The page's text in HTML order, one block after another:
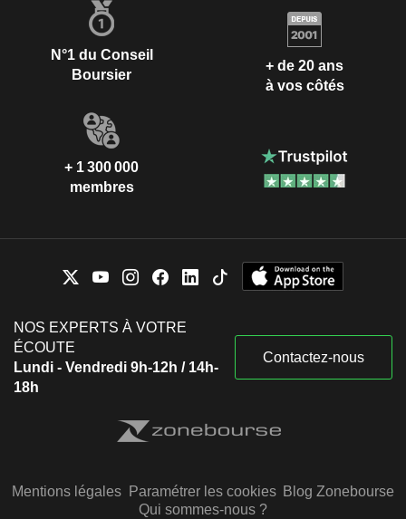
N°1 du Conseil
Boursier
+ de 20 ans
à vos côtés
+ 1 300 000
membres
NOS EXPERTS À VOTRE
ÉCOUTE
Lundi - Vendredi 9h-12h / 14h-
18h
Contactez-nous
Mentions légales Paramétrer les cookies Blog Zonebourse
Qui sommes-nous ?